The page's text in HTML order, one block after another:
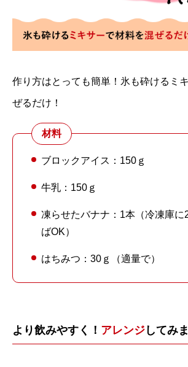
作り方はとっても簡単！氷も砕けるミ
ぜるだけ！
材料
ブロックアイス：150ｇ
牛乳：150ｇ
凍らせたバナナ：1本（冷凍庫に
ばOK）
はちみつ：30ｇ（適量で）
より飲みやすく！ アレンジ してみ